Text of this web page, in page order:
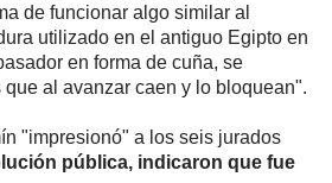
de funcionar algo similar al
utilizado en el antiguo Egipto en
en forma de cuña, se
que al avanzar caen y lo bloquean".
"impresionó" a los seis jurados
pública, indicaron que fue